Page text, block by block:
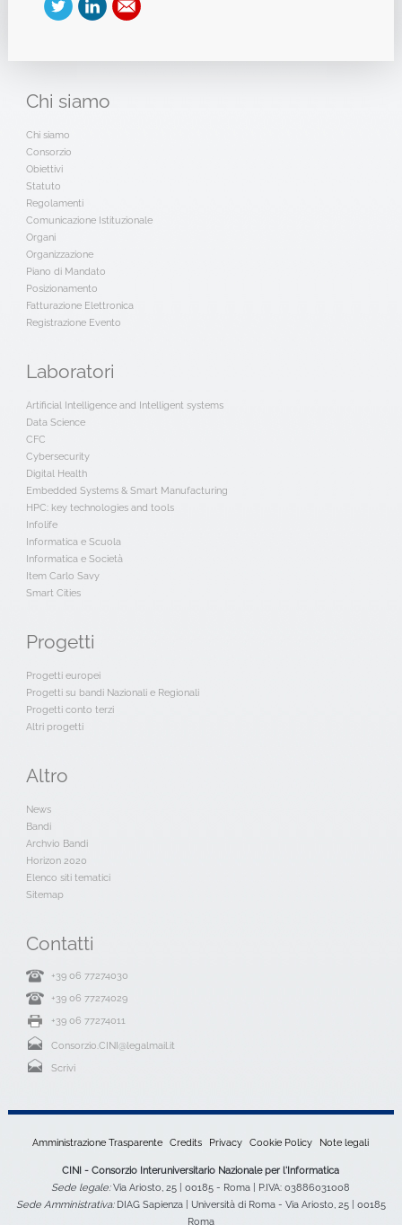
Chi siamo
Chi siamo
Consorzio
Obiettivi
Statuto
Regolamenti
Comunicazione Istituzionale
Organi
Organizzazione
Piano di Mandato
Posizionamento
Fatturazione Elettronica
Registrazione Evento
Laboratori
Artificial Intelligence and Intelligent systems
Data Science
CFC
Cybersecurity
Digital Health
Embedded Systems & Smart Manufacturing
HPC: key technologies and tools
Infolife
Informatica e Scuola
Informatica e Società
Item Carlo Savy
Smart Cities
Progetti
Progetti europei
Progetti su bandi Nazionali e Regionali
Progetti conto terzi
Altri progetti
Altro
News
Bandi
Archvio Bandi
Horizon 2020
Elenco siti tematici
Sitemap
Contatti
+39 06 77274030
+39 06 77274029
+39 06 77274011
Consorzio.CINI@legalmail.it
Scrivi
Amministrazione Trasparente Credits Privacy Cookie Policy Note legali
CINI - Consorzio Interuniversitario Nazionale per l'Informatica
Sede legale:Via Ariosto, 25 | 00185 - Roma | P.IVA: 03886031008
Sede Amministrativa:DIAG Sapienza | Università di Roma - Via Ariosto, 25 | 00185
Roma